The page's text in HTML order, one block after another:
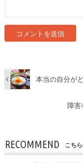
本当の自分が
障害
RECOMMEND こち